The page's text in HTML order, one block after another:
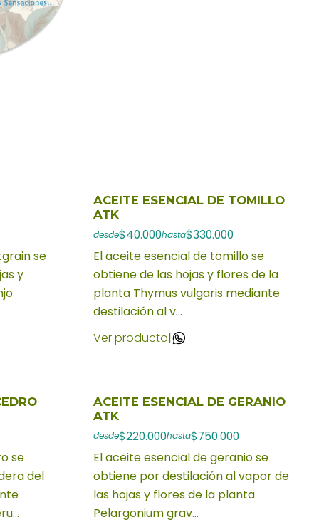
se
y
ACEITE ESENCIAL DE TOMILLO
ATK
desde$40.000hasta$330.000
El aceite esencial de tomillo se
obtiene de las hojas y flores de la
planta Thymus vulgaris mediante
destilación al v...
Ver producto|
se
del
ACEITE ESENCIAL DE GERANIO
ATK
desde$220.000hasta$750.000
El aceite esencial de geranio se
obtiene por destilación al vapor de
las hojas y flores de la planta
Pelargonium grav...